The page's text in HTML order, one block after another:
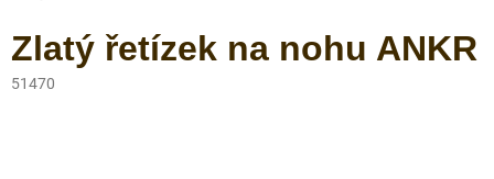
Zlatý řetízek na nohu ANKR
51470